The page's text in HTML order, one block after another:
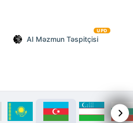
AI Məzmun Təspitçisi
UPD